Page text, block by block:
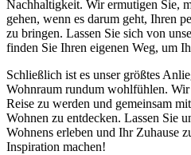
Nachhaltigkeit. Wir ermutigen Sie,
gehen, wenn es darum geht, Ihren
zu bringen. Lassen Sie sich von
finden Sie Ihren eigenen Weg, um
Schließlich ist es unser größtes
Wohnraum rundum wohlfühlen.
Reise zu werden und gemeinsam
Wohnen zu entdecken. Lassen Sie
Wohnens erleben und Ihr Zuhause
Inspiration machen!